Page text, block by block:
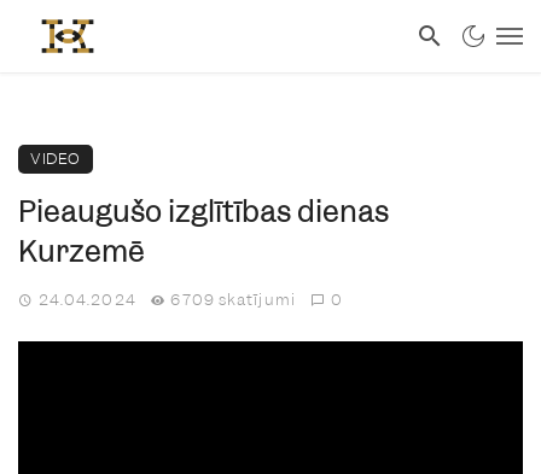
VIDEO
Pieaugušo izglītības dienas
Kurzemē
24.04.2024 6709 skatījumi 0